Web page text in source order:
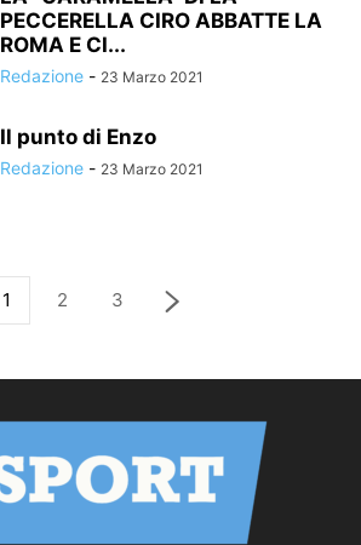
PECCERELLA CIRO ABBATTE LA
ROMA E CI...
Redazione - 23 Marzo 2021
Il punto di Enzo
Redazione - 23 Marzo 2021
1 2 3